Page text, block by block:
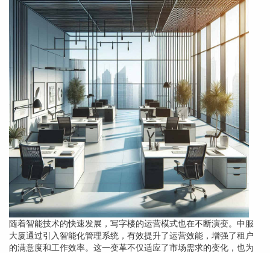
随着智能技术的快速发展，写字楼的运营模式也在不断演变。中服
大厦通过引入智能化管理系统，有效提升了运营效能，增强了租户
的满意度和工作效率。这一变革不仅适应了市场需求的变化，也为